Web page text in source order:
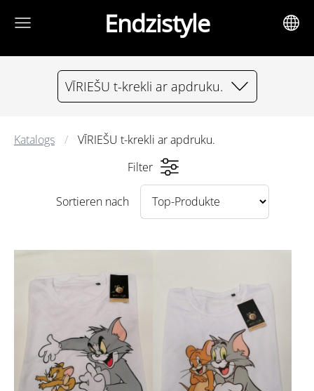
Endzistyle
VĪRIEŠU t-krekli ar apdruku.
Katalogs
VĪRIEŠU t-krekli ar apdruku.
Filter
Sortieren nach